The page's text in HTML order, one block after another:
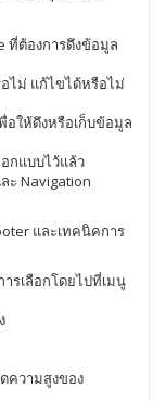
ที่ต้องการดึงข้อมูล
ไม่ แก้ไขได้หรือไม่
อให้ดึงหรือเก็บข้อมูล
กแบบไว้แล้ว
ะ Navigation
และเทคนิคการ
รเลือกโดยไปที่เมนู
ความสูงของ